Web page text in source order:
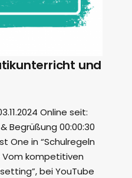
und
Online seit:
Begrüßung 00:00:30
One in “Schulregeln
kompetitiven
bei YouTube